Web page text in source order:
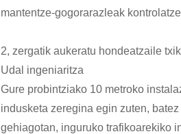
mantentze-gogorarazleak
2, zergatik aukeratu hondeatzaile
Udal ingeniaritza
Gure probintziako 10 metroko
indusketa zeregina egin zuten,
gehiagotan, inguruko trafikoarekiko